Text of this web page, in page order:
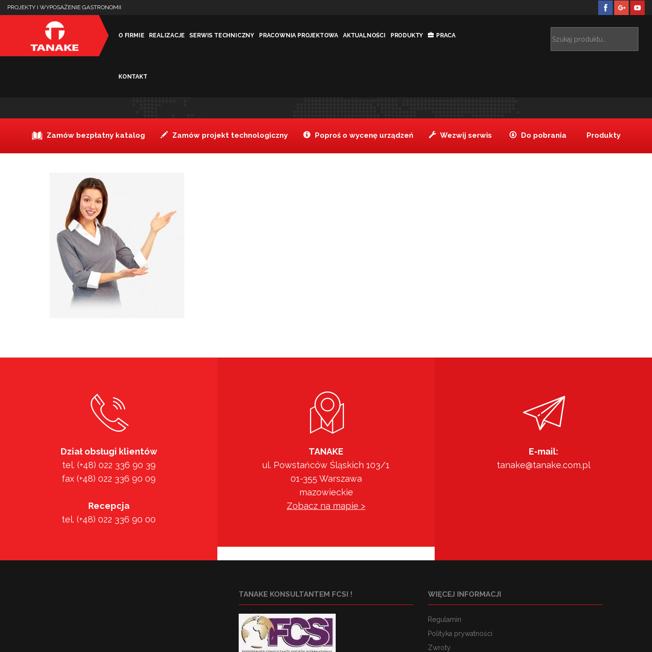
PROJEKTY I WYPOSAŻENIE GASTRONOMII
O FIRMIE REALIZACJE SERWIS TECHNICZNY PRACOWNIA PROJEKTOWA AKTUALNOŚCI PRODUKTY PRACA
KONTAKT
Zamów bezpłatny katalog Zamów projekt technologiczny Poproś o wycenę urządzeń Wezwij serwis Do pobrania Produkty
Dział obsługi klientów
tel. (+48) 022 336 90 39
fax (+48) 022 336 90 09
Recepcja
tel. (+48) 022 336 90 00
TANAKE
ul. Powstańców Śląskich 103/1
01-355 Warszawa
mazowieckie
Zobacz na mapie >
E-mail:
tanake@tanake.com.pl
TANAKE KONSULTANTEM FCSI ! WIĘCEJ INFORMACJI
Regulamin
Polityka prywatności
Zwroty